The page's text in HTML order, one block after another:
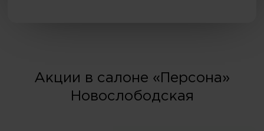
Акции в салоне «Персона»
Новослободская